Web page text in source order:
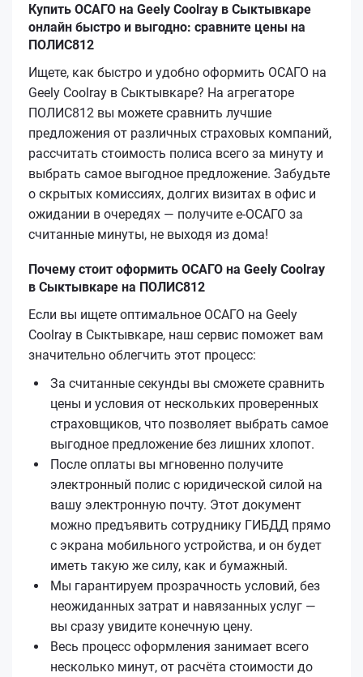
Купить ОСАГО на Geely Coolray в Сыктывкаре
онлайн быстро и выгодно: сравните цены на
ПОЛИС812
Ищете, как быстро и удобно оформить ОСАГО на
Geely Coolray в Сыктывкаре? На агрегаторе
ПОЛИС812 вы можете сравнить лучшие
предложения от различных страховых компаний,
рассчитать стоимость полиса всего за минуту и
выбрать самое выгодное предложение. Забудьте
о скрытых комиссиях, долгих визитах в офис и
ожидании в очередях — получите e-ОСАГО за
считанные минуты, не выходя из дома!
Почему стоит оформить ОСАГО на Geely Coolray
в Сыктывкаре на ПОЛИС812
Если вы ищете оптимальное ОСАГО на Geely
Coolray в Сыктывкаре, наш сервис поможет вам
значительно облегчить этот процесс:
За считанные секунды вы сможете сравнить
цены и условия от нескольких проверенных
страховщиков, что позволяет выбрать самое
выгодное предложение без лишних хлопот.
После оплаты вы мгновенно получите
электронный полис с юридической силой на
вашу электронную почту. Этот документ
можно предъявить сотруднику ГИБДД прямо
с экрана мобильного устройства, и он будет
иметь такую же силу, как и бумажный.
Мы гарантируем прозрачность условий, без
неожиданных затрат и навязанных услуг —
вы сразу увидите конечную цену.
Весь процесс оформления занимает всего
несколько минут, от расчёта стоимости до